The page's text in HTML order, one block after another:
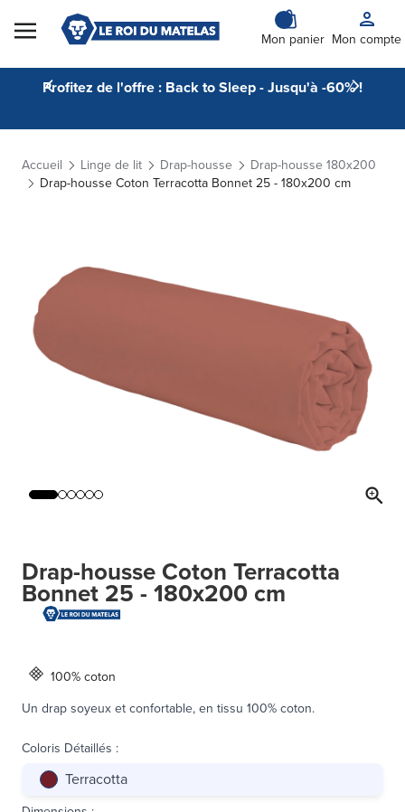
Skip to Content
Mon panier Mon compte
Profitez de l'offre : Back to Sleep - Jusqu'à -60% !
Accueil Linge de lit Drap-housse
Drap-housse 180x200
Drap-housse Coton Terracotta Bonnet 25 - 180x200 cm
Drap-housse Coton Terracotta
Bonnet 25 - 180x200 cm
100% coton
Un drap soyeux et confortable, en tissu 100% coton.
Coloris Détaillés :
Terracotta